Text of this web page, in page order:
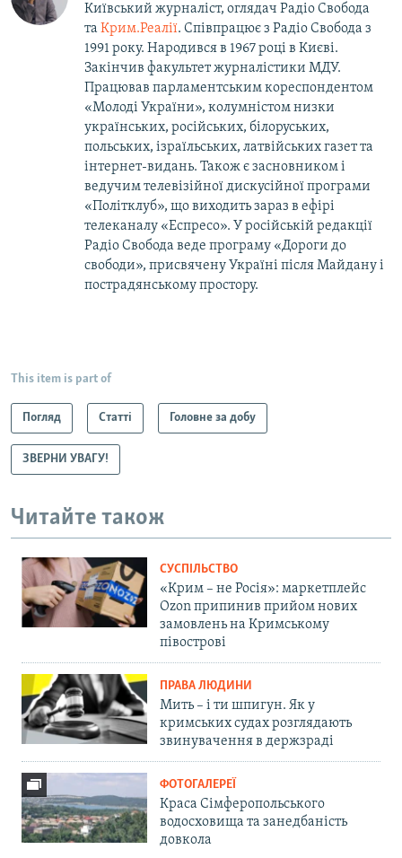
Київський журналіст, оглядач Радіо Свобода
та Крим.Реалії. Співпрацює з Радіо Свобода з
1991 року. Народився в 1967 році в Києві.
Закінчив факультет журналістики МДУ.
Працював парламентським кореспондентом
«Молоді України», колумністом низки
українських, російських, білоруських,
польських, ізраїльських, латвійських газет та
інтернет-видань. Також є засновником і
ведучим телевізійної дискусійної програми
«Політклуб», що виходить зараз в ефірі
телеканалу «Еспресо». У російській редакції
Радіо Свобода веде програму «Дороги до
свободи», присвячену Україні після Майдану і
пострадянському простору.
This item is part of
Погляд Статті Головне за добу
ЗВЕРНИ УВАГУ!
Читайте також
СУСПІЛЬСТВО
«Крим – не Росія»: маркетплейс
Ozon припинив прийом нових
замовлень на Кримському
півострові
ПРАВА ЛЮДИНИ
Мить – і ти шпигун. Як у
кримських судах розглядають
звинувачення в держзраді
ФОТОГАЛЕРЕЇ
Краса Сімферопольського
водосховища та занедбаність
довкола